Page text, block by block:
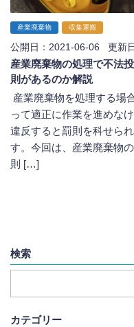
産業廃棄物 収集運搬
公開日：2021-06-06 更新
産業廃棄物の処理で不法
則があるのか解説
産業廃棄物を処理する場
って適正に作業を進めな
違反すると罰則を科せら
す。今回は、産業廃棄物
則 […]
検索
カテゴリー